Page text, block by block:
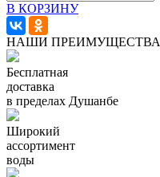
В КОРЗИНУ
НАШИ ПРЕИМУЩЕСТВА
Бесплатная
доставка
в пределах Душанбе
Широкий
ассортимент
воды